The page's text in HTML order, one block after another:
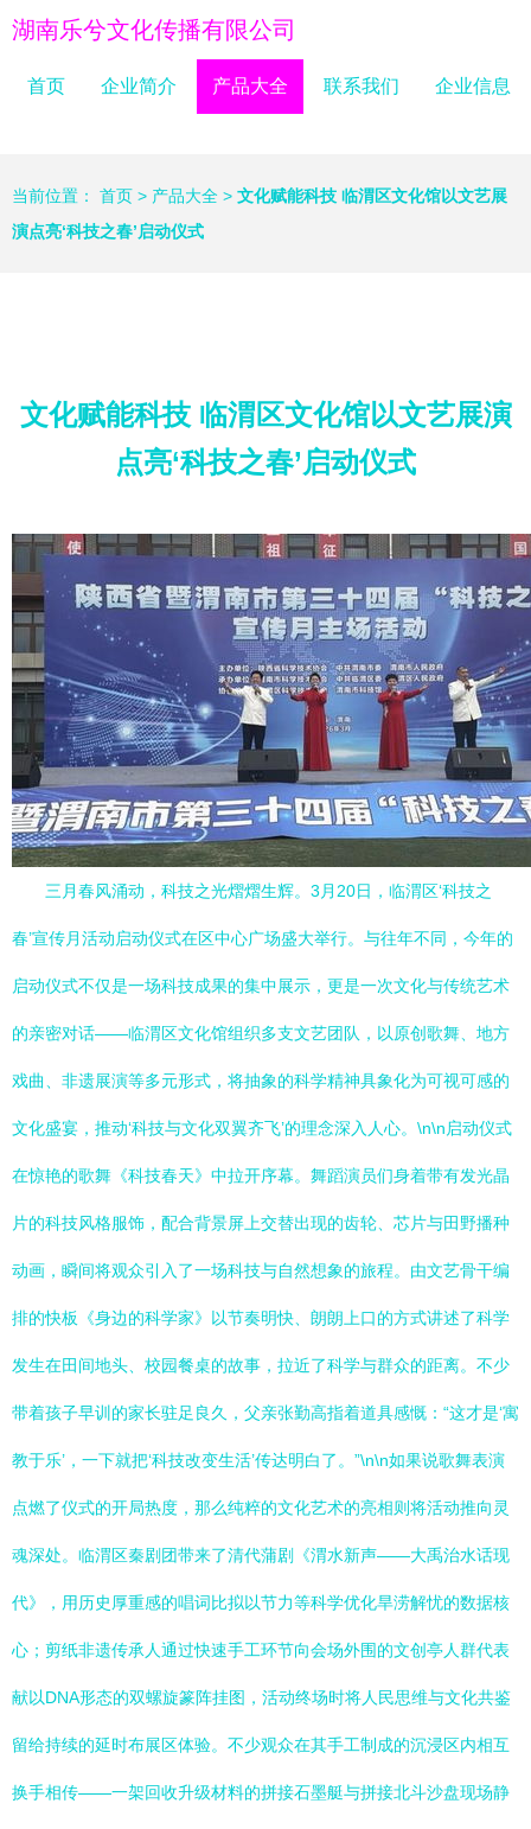
湖南乐兮文化传播有限公司
首页 企业简介 产品大全 联系我们 企业信息
当前位置： 首页 > 产品大全 > 文化赋能科技 临渭区文化馆以文艺展
演点亮‘科技之春’启动仪式
文化赋能科技 临渭区文化馆以文艺展演
点亮‘科技之春’启动仪式
三月春风涌动，科技之光熠熠生辉。3月20日，临渭区‘科技之
春’宣传月活动启动仪式在区中心广场盛大举行。与往年不同，今年的
启动仪式不仅是一场科技成果的集中展示，更是一次文化与传统艺术
的亲密对话——临渭区文化馆组织多支文艺团队，以原创歌舞、地方
戏曲、非遗展演等多元形式，将抽象的科学精神具象化为可视可感的
文化盛宴，推动‘科技与文化双翼齐飞’的理念深入人心。\n\n启动仪式
在惊艳的歌舞《科技春天》中拉开序幕。舞蹈演员们身着带有发光晶
片的科技风格服饰，配合背景屏上交替出现的齿轮、芯片与田野播种
动画，瞬间将观众引入了一场科技与自然想象的旅程。由文艺骨干编
排的快板《身边的科学家》以节奏明快、朗朗上口的方式讲述了科学
发生在田间地头、校园餐桌的故事，拉近了科学与群众的距离。不少
带着孩子早训的家长驻足良久，父亲张勤高指着道具感慨：“这才是‘寓
教于乐’，一下就把‘科技改变生活’传达明白了。”\n\n如果说歌舞表演
点燃了仪式的开局热度，那么纯粹的文化艺术的亮相则将活动推向灵
魂深处。临渭区秦剧团带来了清代蒲剧《渭水新声——大禹治水话现
代》，用历史厚重感的唱词比拟以节力等科学优化旱涝解忧的数据核
心；剪纸非遗传承人通过快速手工环节向会场外围的文创亭人群代表
献以DNA形态的双螺旋篆阵挂图，活动终场时将人民思维与文化共鉴
留给持续的延时布展区体验。不少观众在其手工制成的沉浸区内相互
换手相传——一架回收升级材料的拼接石墨艇与拼接北斗沙盘现场静